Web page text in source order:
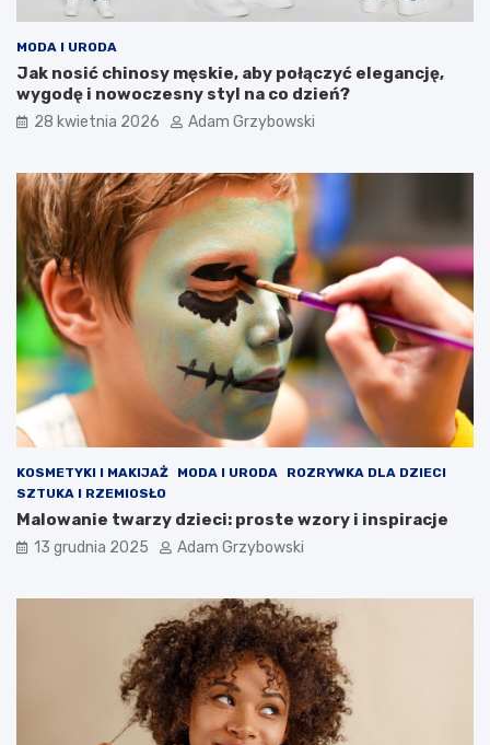
MODA I URODA
Jak nosić chinosy męskie, aby połączyć elegancję,
wygodę i nowoczesny styl na co dzień?
28 kwietnia 2026 Adam Grzybowski
KOSMETYKI I MAKIJAŻ MODA I URODA
ROZRYWKA DLA DZIECI
SZTUKA I RZEMIOSŁO
Malowanie twarzy dzieci: proste wzory i inspiracje
13 grudnia 2025 Adam Grzybowski